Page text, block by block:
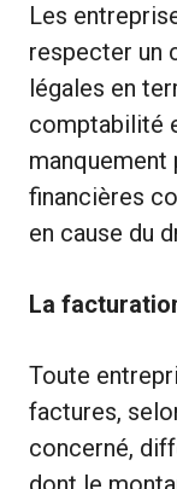
Les
respecter un
légales en
comptabilité
manquement
financières
en cause du
La
Toute
factures,
concerné,